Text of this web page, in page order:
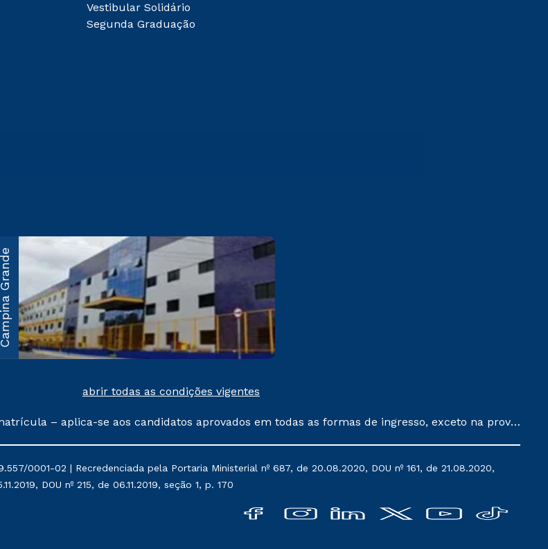
Vestibular Solidário
Segunda Graduação
230, KM 22 Água
Pessoa/PB CEP
Saiba mais
Campina Grande
abrir todas as condições vigentes
– aplica-se aos candidatos aprovados em todas as formas de ingresso, exceto na prova
programas governamentais, e não se acumula com nenhuma outra campanha ofertada pela
conforme exposto no contrato de prestação de serviços.
0001-02 | Recredenciada pela Portaria Ministerial nº 687, de 20.08.2020, DOU nº 161, de 21.08.2020,
DOU nº 215, de 06.11.2019, seção 1, p. 170